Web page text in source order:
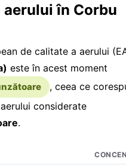
aerului în Corbu
de calitate a aerului
este în acest moment
, ceea ce
considerate
.